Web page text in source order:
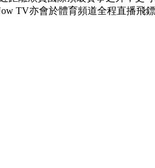
TV亦會於體育頻道全程直播飛